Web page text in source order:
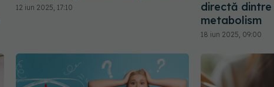
12 iun 2025, 17:10
directă dintre
metabolism
18 iun 2025, 09:00